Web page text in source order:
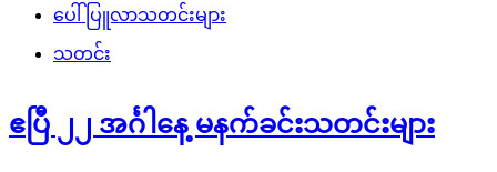
ပေါ်ပြူလာသတင်းများ
သတင်း
ဧပြီ ၂၂ အင်္ဂါနေ့ မနက်ခင်းသတင်းများ